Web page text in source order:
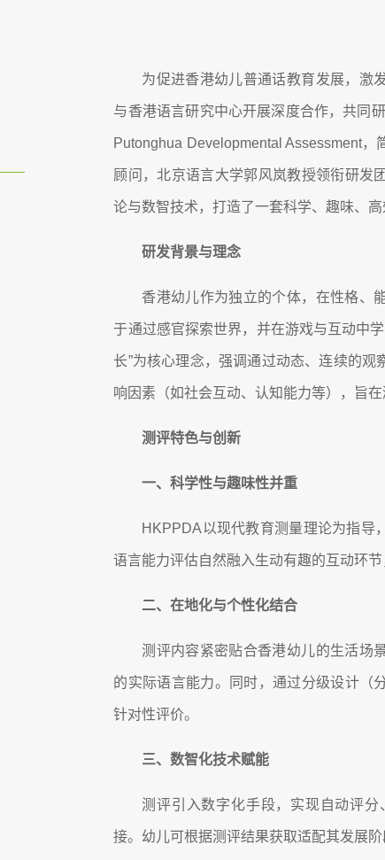
为促进香港幼儿普通话教育发展，激
与香港语言研究中心开展深度合作，共同
Putonghua Developmental Assessment
顾问，北京语言大学郭风岚教授领衔研发
论与数智技术，打造了一套科学、趣味、高
研发背景与理念
香港幼儿作为独立的个体，在性格、
于通过感官探索世界，并在游戏与互动中
长”为核心理念，强调通过动态、连续的
响因素（如社会互动、认知能力等），旨在
测评特色与创新
一、科学性与趣味性并重
HKPPDA以现代教育测量理论为指导
语言能力评估自然融入生动有趣的互动环
二、在地化与个性化结合
测评内容紧密贴合香港幼儿的生活场
的实际语言能力。同时，通过分级设计（
针对性评价。
三、数智化技术赋能
测评引入数字化手段，实现自动评
接。幼儿可根据测评结果获取适配其发展